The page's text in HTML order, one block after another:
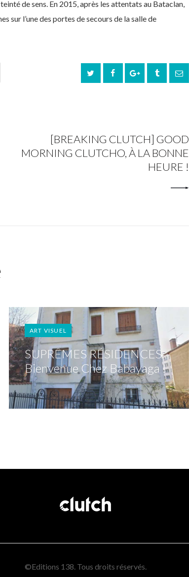
de sens. En 2015, après les attentats au Bataclan,
sur l’une des portes de secours de la salle de
[BREAKING CLUTCH] GOOD
MORNING CLUTCHO, À LA BONNE
HEURE !
ART VISUEL
SUPRÊMES RÉSIDENCES :
Bienvenue Chez Babayaga !
©Editions 138. Tous droits réservés.